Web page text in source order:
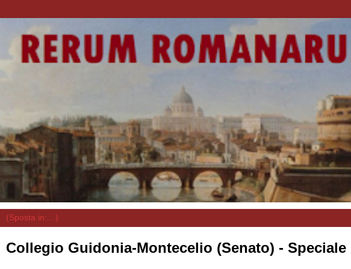
Collegio Guidonia-Montecelio (Senato) - Speciale